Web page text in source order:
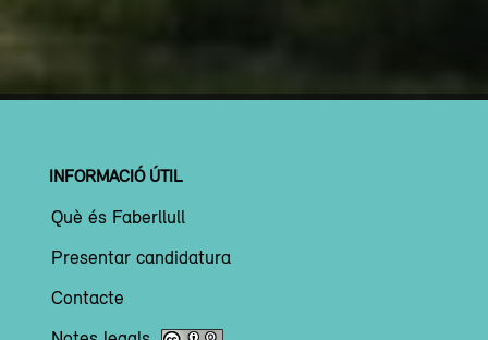
INFORMACIÓ ÚTIL
Què és Faberllull
Presentar candidatura
Contacte